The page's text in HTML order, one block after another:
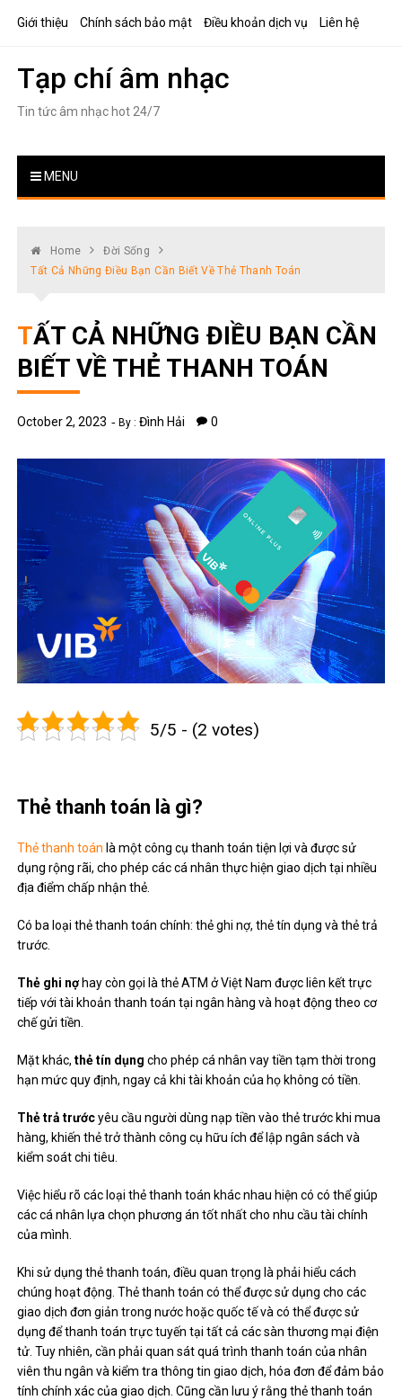
Giới thiệu Chính sách bảo mật Điều khoản dịch vụ Liên hệ
Tạp chí âm nhạc
Tin tức âm nhạc hot 24/7
MENU
Home
Đời Sống
Tất Cả Những Điều Bạn Cần Biết Về Thẻ Thanh Toán
TẤT CẢ NHỮNG ĐIỀU BẠN CẦN
BIẾT VỀ THẺ THANH TOÁN
October 2, 2023 By :Đình Hải 0
5/5 - (2 votes)
Thẻ thanh toán là gì?
Thẻ thanh toán là một công cụ thanh toán tiện lợi và được sử
dụng rộng rãi, cho phép các cá nhân thực hiện giao dịch tại nhiều
địa điểm chấp nhận thẻ.
Có ba loại thẻ thanh toán chính: thẻ ghi nợ, thẻ tín dụng và thẻ trả
trước.
Thẻ ghi nợhay còn gọi là thẻ ATM ở Việt Nam được liên kết trực
tiếp với tài khoản thanh toán tại ngân hàng và hoạt động theo cơ
chế gửi tiền.
Mặt khác,thẻ tín dụng cho phép cá nhân vay tiền tạm thời trong
hạn mức quy định, ngay cả khi tài khoản của họ không có tiền.
Thẻ trả trướcyêu cầu người dùng nạp tiền vào thẻ trước khi mua
hàng, khiến thẻ trở thành công cụ hữu ích để lập ngân sách và
kiểm soát chi tiêu.
Việc hiểu rõ các loại thẻ thanh toán khác nhau hiện có có thể giúp
các cá nhân lựa chọn phương án tốt nhất cho nhu cầu tài chính
của mình.
Khi sử dụng thẻ thanh toán, điều quan trọng là phải hiểu cách
chúng hoạt động. Thẻ thanh toán có thể được sử dụng cho các
giao dịch đơn giản trong nước hoặc quốc tế và có thể được sử
dụng để thanh toán trực tuyến tại tất cả các sàn thương mại điện
tử. Tuy nhiên, cần phải quan sát quá trình thanh toán của nhân
viên thu ngân và kiểm tra thông tin giao dịch, hóa đơn để đảm bảo
tính chính xác của giao dịch. Cũng cần lưu ý rằng thẻ thanh toán